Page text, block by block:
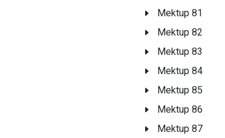
Mektup 81
Mektup 82
Mektup 83
Mektup 84
Mektup 85
Mektup 86
Mektup 87